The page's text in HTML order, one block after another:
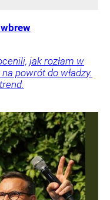
jak rozłam w
powrót do władzy.